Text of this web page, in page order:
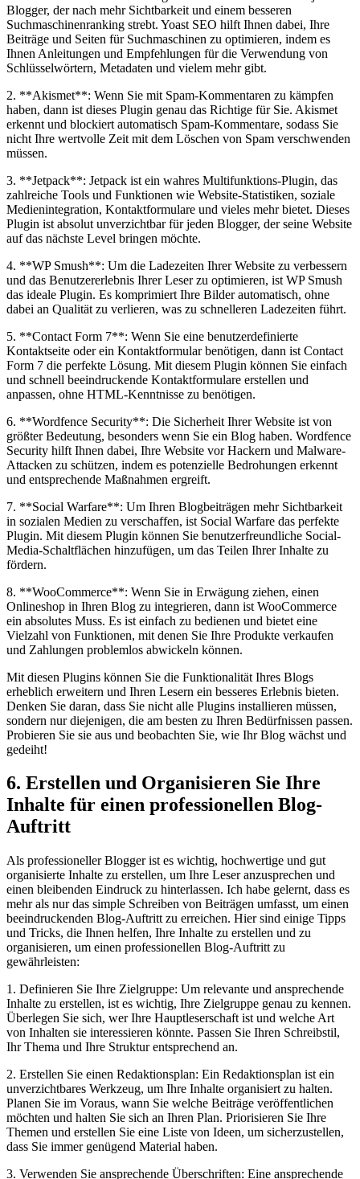
Blogger, der nach mehr Sichtbarkeit und einem besseren
Suchmaschinenranking strebt. Yoast SEO hilft Ihnen dabei, Ihre
Beiträge und Seiten für Suchmaschinen zu optimieren, indem es
Ihnen Anleitungen und Empfehlungen für die Verwendung von
Schlüsselwörtern, Metadaten und vielem mehr gibt.
2. **Akismet**: Wenn Sie mit Spam-Kommentaren zu kämpfen
haben, dann ist dieses Plugin genau das Richtige für Sie. Akismet
erkennt und blockiert automatisch Spam-Kommentare, sodass Sie
nicht Ihre wertvolle Zeit mit dem Löschen von Spam verschwenden
müssen.
3. **Jetpack**: Jetpack ist ein wahres Multifunktions-Plugin, das
zahlreiche Tools und Funktionen wie Website-Statistiken, soziale
Medienintegration, Kontaktformulare und vieles mehr bietet. Dieses
Plugin ist absolut unverzichtbar für jeden Blogger, der seine Website
auf das nächste Level bringen möchte.
4. **WP Smush**: Um die Ladezeiten Ihrer Website zu verbessern
und das Benutzererlebnis Ihrer Leser zu optimieren, ist WP Smush
das ideale Plugin. Es komprimiert Ihre Bilder automatisch, ohne
dabei an Qualität zu verlieren, was zu schnelleren Ladezeiten führt.
5. **Contact Form 7**: Wenn Sie eine benutzerdefinierte
Kontaktseite oder ein Kontaktformular benötigen, dann ist Contact
Form 7 die perfekte Lösung. Mit diesem Plugin können Sie einfach
und schnell beeindruckende Kontaktformulare erstellen und
anpassen, ohne HTML-Kenntnisse zu benötigen.
6. **Wordfence Security**: Die Sicherheit Ihrer Website ist von
größter Bedeutung, besonders wenn Sie ein Blog haben. Wordfence
Security hilft Ihnen dabei, Ihre Website vor Hackern und Malware-
Attacken zu schützen, indem es potenzielle Bedrohungen erkennt
und entsprechende Maßnahmen ergreift.
7. **Social Warfare**: Um Ihren Blogbeiträgen mehr Sichtbarkeit
in sozialen Medien zu verschaffen, ist Social Warfare das perfekte
Plugin. Mit diesem Plugin können Sie benutzerfreundliche Social-
Media-Schaltflächen hinzufügen, um das Teilen Ihrer Inhalte zu
fördern.
8. **WooCommerce**: Wenn Sie in Erwägung ziehen, einen
Onlineshop in Ihren Blog zu integrieren, dann ist WooCommerce
ein absolutes Muss. Es ist einfach zu bedienen und bietet eine
Vielzahl von Funktionen, mit denen Sie Ihre Produkte verkaufen
und Zahlungen problemlos abwickeln können.
Mit diesen Plugins können Sie die Funktionalität Ihres Blogs
erheblich erweitern und Ihren Lesern ein besseres Erlebnis bieten.
Denken Sie daran, dass Sie nicht alle Plugins installieren müssen,
sondern nur diejenigen, die am besten zu Ihren Bedürfnissen passen.
Probieren Sie sie aus und beobachten Sie, wie Ihr Blog wächst und
gedeiht!
6. Erstellen und Organisieren Sie Ihre
Inhalte für einen professionellen Blog-
Auftritt
Als professioneller Blogger ist es wichtig, hochwertige und gut
organisierte Inhalte zu erstellen, um Ihre Leser anzusprechen und
einen bleibenden Eindruck zu hinterlassen. Ich habe gelernt, dass es
mehr als nur das simple Schreiben von Beiträgen umfasst, um einen
beeindruckenden Blog-Auftritt zu erreichen. Hier sind einige Tipps
und Tricks, die Ihnen helfen, Ihre Inhalte zu erstellen und zu
organisieren, um einen professionellen Blog-Auftritt zu
gewährleisten:
1. Definieren Sie Ihre Zielgruppe: Um relevante und ansprechende
Inhalte zu erstellen, ist es wichtig, Ihre Zielgruppe genau zu kennen.
Überlegen Sie sich, wer Ihre Hauptleserschaft ist und welche Art
von Inhalten sie interessieren könnte. Passen Sie Ihren Schreibstil,
Ihr Thema und Ihre Struktur entsprechend an.
2. Erstellen Sie einen Redaktionsplan: Ein Redaktionsplan ist ein
unverzichtbares Werkzeug, um Ihre Inhalte organisiert zu halten.
Planen Sie im Voraus, wann Sie welche Beiträge veröffentlichen
möchten und halten Sie sich an Ihren Plan. Priorisieren Sie Ihre
Themen und erstellen Sie eine Liste von Ideen, um sicherzustellen,
dass Sie immer genügend Material haben.
3. Verwenden Sie ansprechende Überschriften: Eine ansprechende